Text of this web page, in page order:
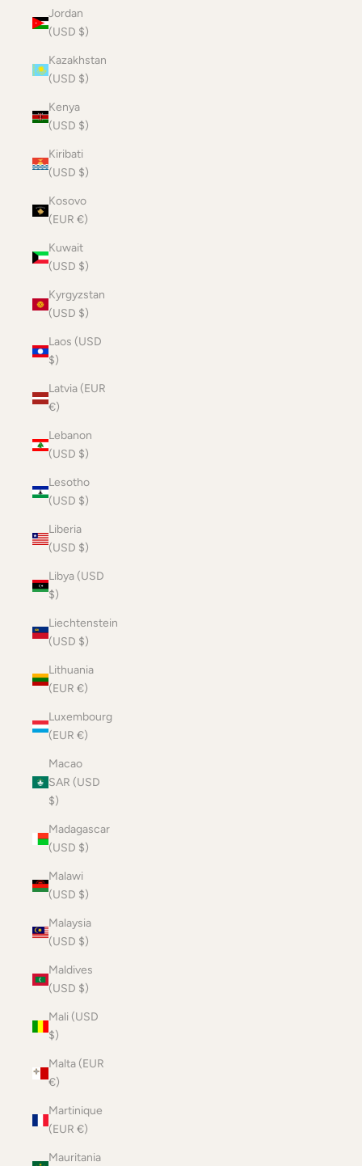
Jordan
(USD $)
Kazakhstan
(USD $)
Kenya
(USD $)
Kiribati
(USD $)
Kosovo
(EUR €)
Kuwait
(USD $)
Kyrgyzstan
(USD $)
Laos (USD
$)
Latvia (EUR
€)
Lebanon
(USD $)
Lesotho
(USD $)
Liberia
(USD $)
Libya (USD
$)
Liechtenstein
(USD $)
Lithuania
(EUR €)
Luxembourg
(EUR €)
Macao
SAR (USD
$)
Madagascar
(USD $)
Malawi
(USD $)
Malaysia
(USD $)
Maldives
(USD $)
Mali (USD
$)
Malta (EUR
€)
Martinique
(EUR €)
Mauritania